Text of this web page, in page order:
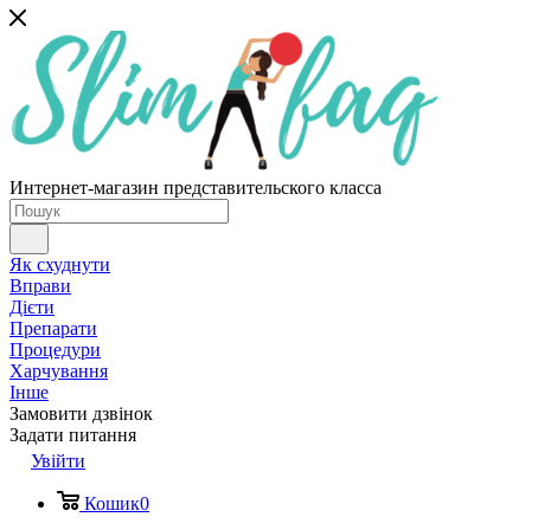
Интернет-магазин представительского класса
Як схуднути
Вправи
Дієти
Препарати
Процедури
Харчування
Інше
Замовити дзвінок
Задати питання
Увійти
Кошик0